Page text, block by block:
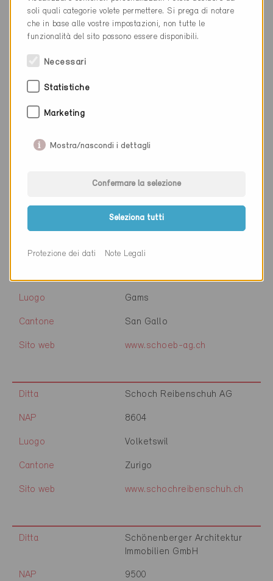
Luogo Brunnen
Cantone Svitto
Sito web
Ditta
Svitto
Ditta Schöb AG
Luogo Gams
Cantone San Gallo
Sito web www.schoeb-ag.ch
Ditta Schoch Reibenschuh AG
NAP 8604
Luogo Volketswil
Cantone Zurigo
Sito web www.schochreibenschuh.ch
Ditta
Schönenberger Architektur
Immobilien GmbH
NAP 9500
soli quali categorie volete permettere. Si prega di notare
che in base alle vostre impostazioni, non tutte le
funzionalità del sito possono essere disponibili.
Necessari
Statistiche
Marketing
Mostra/nascondi i dettagli
Confermare la selezione
Seleziona tutti
Protezione dei dati Note Legali